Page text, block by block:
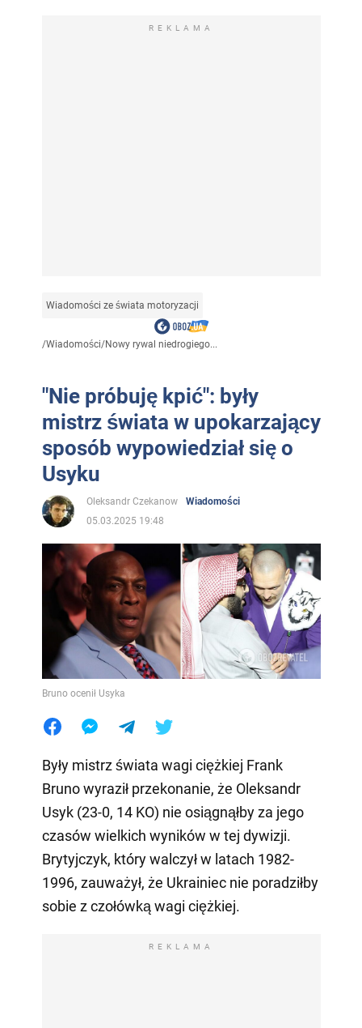
REKLAMA
Wiadomości ze świata motoryzacji
/Wiadomości/Nowy rywal niedrogiego...
"Nie próbuję kpić": były
mistrz świata w upokarzający
sposób wypowiedział się o
Usyku
Oleksandr Czekanow
Wiadomości
05.03.2025 19:48
Bruno ocenił Usyka
Były mistrz świata wagi ciężkiej Frank
Bruno wyraził przekonanie, że Oleksandr
Usyk (23-0, 14 KO) nie osiągnąłby za jego
czasów wielkich wyników w tej dywizji.
Brytyjczyk, który walczył w latach 1982-
1996, zauważył, że Ukrainiec nie poradziłby
sobie z czołówką wagi ciężkiej.
REKLAMA